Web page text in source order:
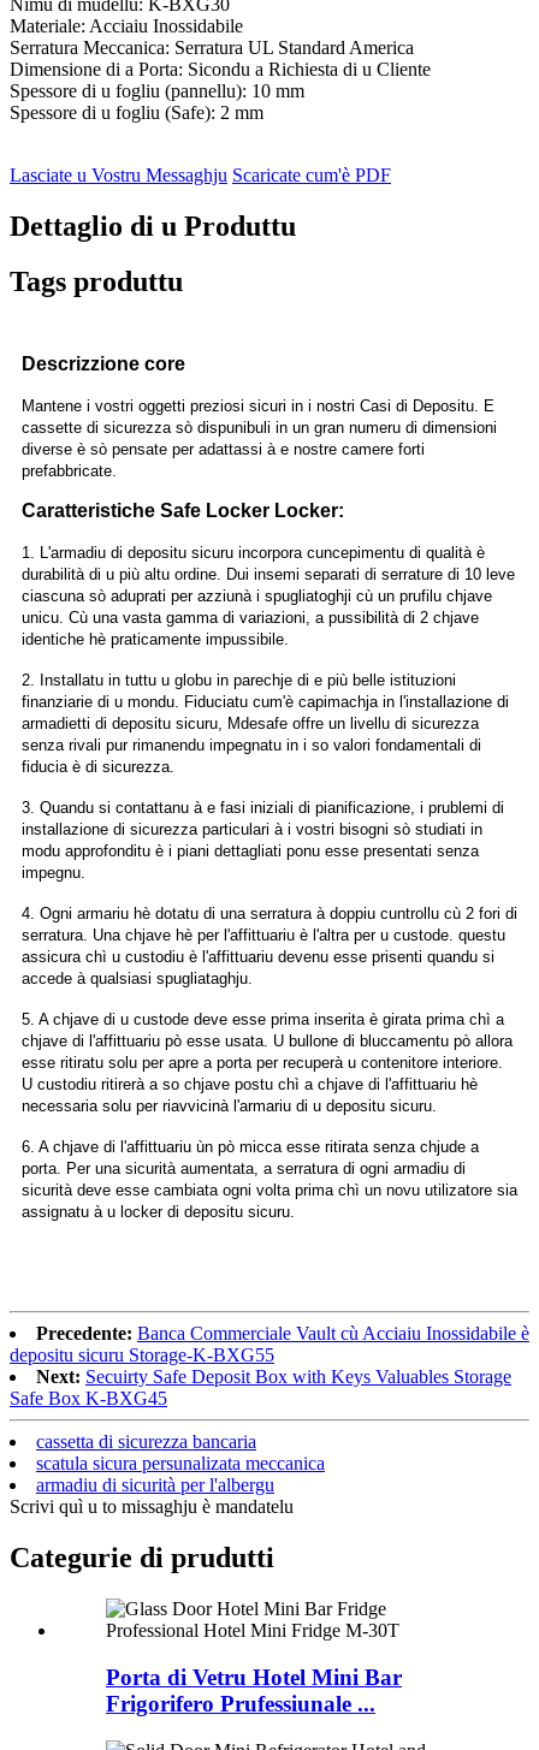
Materiale: Acciaiu Inossidabile
Serratura Meccanica: Serratura UL Standard America
Dimensione di a Porta: Sicondu a Richiesta di u Cliente
Spessore di u fogliu (pannellu): 10 mm
Spessore di u fogliu (Safe): 2 mm
Lasciate u Vostru Messaghju Scaricate cum'è PDF
Dettaglio di u Produttu
Tags produttu
Descrizzione core
Mantene i vostri oggetti preziosi sicuri in i nostri Casi di Depositu. E
cassette di sicurezza sò dispunibuli in un gran numeru di dimensioni
diverse è sò pensate per adattassi à e nostre camere forti
prefabbricate.
Caratteristiche Safe Locker Locker:
1. L'armadiu di depositu sicuru incorpora cuncepimentu di qualità è
durabilità di u più altu ordine. Dui insemi separati di serrature di 10 leve
ciascuna sò aduprati per azziunà i spugliatoghji cù un prufilu chjave
unicu. Cù una vasta gamma di variazioni, a pussibilità di 2 chjave
identiche hè praticamente impussibile.
2. Installatu in tuttu u globu in parechje di e più belle istituzioni
finanziarie di u mondu. Fiduciatu cum'è capimachja in l'installazione di
armadietti di depositu sicuru, Mdesafe offre un livellu di sicurezza
senza rivali pur rimanendu impegnatu in i so valori fondamentali di
fiducia è di sicurezza.
3. Quandu si contattanu à e fasi iniziali di pianificazione, i prublemi di
installazione di sicurezza particulari à i vostri bisogni sò studiati in
modu approfonditu è ​​i piani dettagliati ponu esse presentati senza
impegnu.
4. Ogni armariu hè dotatu di una serratura à doppiu cuntrollu cù 2 fori di
serratura. Una chjave hè per l'affittuariu è l'altra per u custode. questu
assicura chì u custodiu è l'affittuariu devenu esse prisenti quandu si
accede à qualsiasi spugliataghju.
5. A chjave di u custode deve esse prima inserita è girata prima chì a
chjave di l'affittuariu pò esse usata. U bullone di bluccamentu pò allora
esse ritiratu solu per apre a porta per recuperà u contenitore interiore.
U custodiu ritirerà a so chjave postu chì a chjave di l'affittuariu hè
necessaria solu per riavvicinà l'armariu di u depositu sicuru.
6. A chjave di l'affittuariu ùn pò micca esse ritirata senza chjude a
porta. Per una sicurità aumentata, a serratura di ogni armadiu di
sicurità deve esse cambiata ogni volta prima chì un novu utilizatore sia
assignatu à u locker di depositu sicuru.
Precedente: Banca Commerciale Vault cù Acciaiu Inossidabile è
depositu sicuru Storage-K-BXG55
Next: Secuirty Safe Deposit Box with Keys Valuables Storage
Safe Box K-BXG45
cassetta di sicurezza bancaria
scatula sicura persunalizata meccanica
armadiu di sicurità per l'albergu
Scrivi quì u to missaghju è mandatelu
Categurie di prudutti
Porta di Vetru Hotel Mini Bar
Frigorifero Prufessiunale ...